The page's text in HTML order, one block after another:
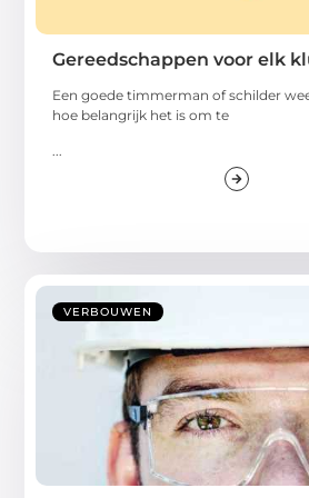
Gereedschappen voor elk
Een goede timmerman of schilder
hoe belangrijk het is om te
VERBOUWEN